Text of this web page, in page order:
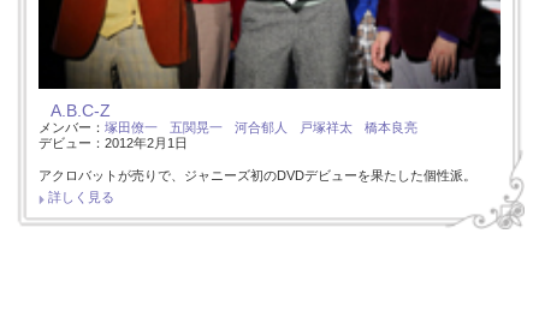
A.B.C-Z
メンバー： 塚田僚一 五関晃一 河合郁人 戸塚祥太
橋本良亮
デビュー：2012年2月1日
アクロバットが売りで、ジャニーズ初のDVDデビューを果たした個性派。
詳しく見る